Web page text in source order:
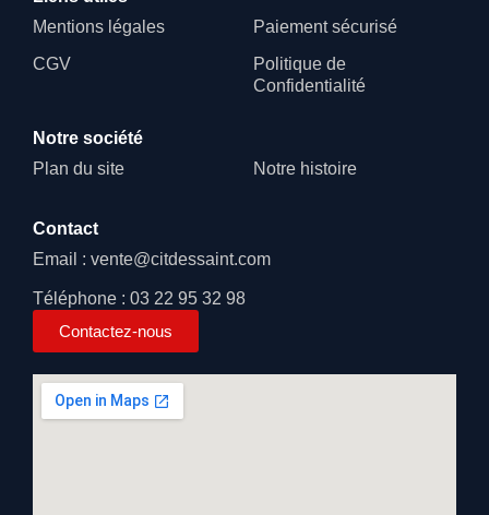
Mentions légales
CGV
Paiement sécurisé
Politique de
Confidentialité
Notre société
Plan du site
Notre histoire
Contact
Email : vente@citdessaint.com
Téléphone : 03 22 95 32 98
Contactez-nous